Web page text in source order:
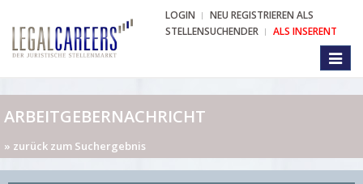
LOGIN
NEU REGISTRIEREN ALS
STELLENSUCHENDER
ALS INSERENT
ARBEITGEBERNACHRICHT
» zurück zum Suchergebnis